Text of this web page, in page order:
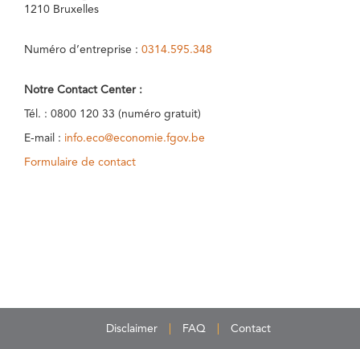
1210 Bruxelles
Numéro d’entreprise : 0314.595.348
Notre Contact Center :
Tél. : 0800 120 33 (numéro gratuit)
E-mail : info.eco@economie.fgov.be
Formulaire de contact
Disclaimer FAQ Contact